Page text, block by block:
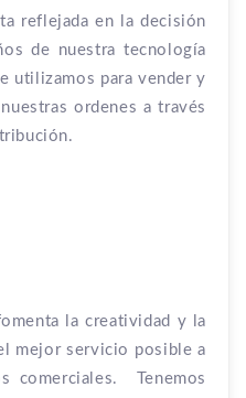
reflejada en la decisión
de nuestra tecnología
utilizamos para vender y
ordenes a través
la creatividad y la
mejor servicio posible a
comerciales.
Tenemos